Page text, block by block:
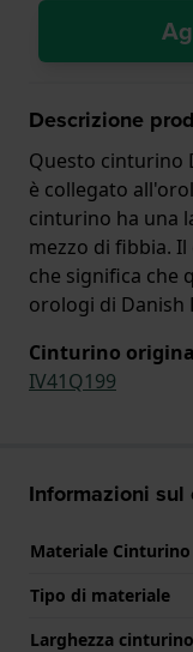
Descrizione
Questo cinturino
è collegato
cinturino ha una
mezzo di fibbia.
che significa che
orologi di Danish
Cinturino
IV41Q199
Informazioni sul
Materiale Cinturino
Tipo di materiale
Larghezza cinturino